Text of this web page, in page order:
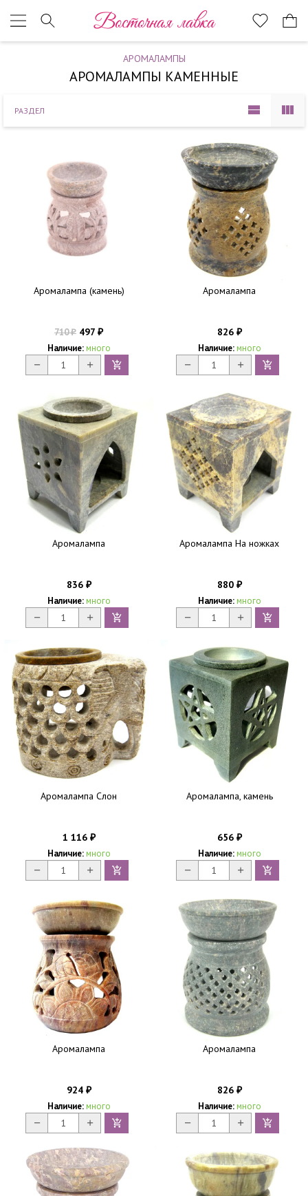
Восточная лавка
АРОМАЛАМПЫ
АРОМАЛАМПЫ КАМЕННЫЕ
РАЗДЕЛ
Аромалампа (камень)
710₽ 497 ₽
Наличие: много
Аромалампа
826 ₽
Наличие: много
Аромалампа
836 ₽
Наличие: много
Аромалампа На ножках
880 ₽
Наличие: много
Аромалампа Слон
1 116 ₽
Наличие: много
Аромалампа, камень
656 ₽
Наличие: много
Аромалампа
924 ₽
Наличие: много
Аромалампа
826 ₽
Наличие: много